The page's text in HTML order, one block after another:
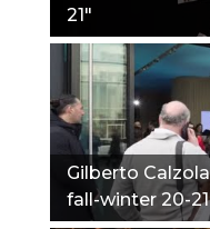
21"
Gilberto
fall-winter 20-